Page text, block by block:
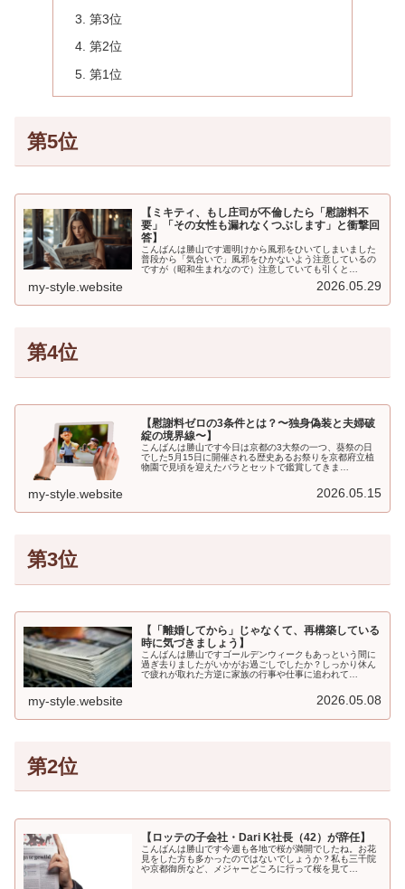
第3位
第2位
第1位
第5位
【ミキティ、もし庄司が不倫したら「慰謝料不
要」「その女性も漏れなくつぶします」と衝撃回
答】
こんばんは勝山です週明けから風邪をひいてしまいました
普段から「気合いで」風邪をひかないよう注意しているの
ですが（昭和生まれなので）注意していても引くと…
my-style.website 2026.05.29
第4位
【慰謝料ゼロの3条件とは？〜独身偽装と夫婦破
綻の境界線〜】
こんばんは勝山です今日は京都の3大祭の一つ、葵祭の日
でした5月15日に開催される歴史あるお祭りを京都府立植
物園で見頃を迎えたバラとセットで鑑賞してきま…
my-style.website 2026.05.15
第3位
【「離婚してから」じゃなくて、再構築している
時に気づきましょう】
こんばんは勝山ですゴールデンウィークもあっという間に
過ぎ去りましたがいかがお過ごしでしたか？しっかり休ん
で疲れが取れた方逆に家族の行事や仕事に追われて…
my-style.website 2026.05.08
第2位
【ロッテの子会社・Dari K社長（42）が辞任】
こんばんは勝山です今週も各地で桜が満開でしたね。お花
見をした方も多かったのではないでしょうか？私も三千院
や京都御所など、メジャーどころに行って桜を見て…